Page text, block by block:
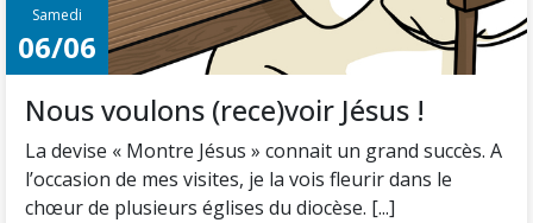
Samedi
06/06
Nous voulons (rece)voir Jésus !
La devise « Montre Jésus » connait un grand succès. A
l’occasion de mes visites, je la vois fleurir dans le
chœur de plusieurs églises du diocèse. [...]